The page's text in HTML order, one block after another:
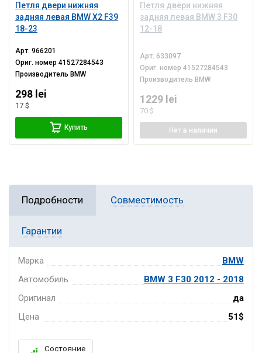
Петля двери нижняя
задняя левая BMW X2 F39
18-23
Арт.966201
Ориг. номер41527284543
Производитель BMW
298 lei
17 $
Купить
Петля двери нижняя
задняя левая BMW 3 F30
12-18
Арт. 633097
Ориг. номер41527284543
Производитель BMW
1229 lei
70 $
Нет в наличии
Подробности Совместимость
Гарантии
Марка
BMW
Автомобиль
BMW 3 F30 2012 - 2018
Оригинал
да
Цена
51$
Состояние